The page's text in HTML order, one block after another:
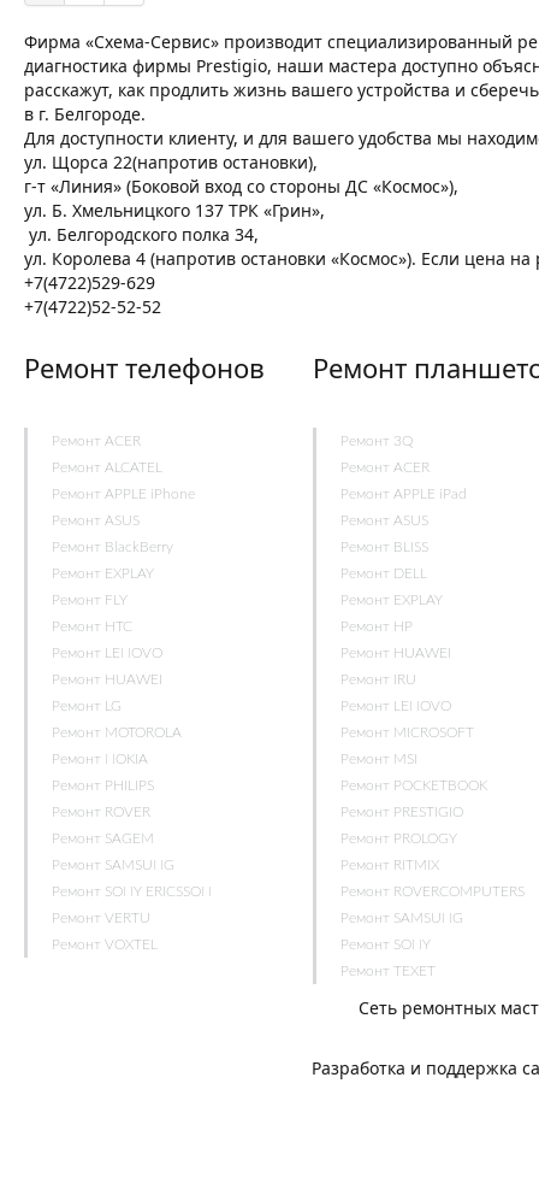
Фирма «Схема-Сервис» производит специализированный
диагностика фирмы Prestigio, наши мастера доступно
расскажут, как продлить жизнь вашего устройства и
в г. Белгороде.
Для доступности клиенту, и для вашего удобства мы
ул. Щорса 22(напротив остановки),
г-т «Линия» (Боковой вход со стороны ДС «Космос»),
ул. Б. Хмельницкого 137 ТРК «Грин»,
ул. Белгородского полка 34,
ул. Королева 4 (напротив остановки «Космос»). Если цена
+7(4722)529-629
+7(4722)52-52-52
Ремонт телефонов
Ремонт ACER
Ремонт ALCATEL
Ремонт APPLE iPhone
Ремонт ASUS
Ремонт BlackBerry
Ремонт EXPLAY
Ремонт FLY
Ремонт HTC
Ремонт LENOVO
Ремонт HUAWEI
Ремонт LG
Ремонт MOTOROLA
Ремонт NOKIA
Ремонт PHILIPS
Ремонт ROVER
Ремонт SAGEM
Ремонт SAMSUNG
Ремонт SONY ERICSSON
Ремонт VERTU
Ремонт VOXTEL
Ремонт
Ремонт 3Q
Ремонт ACER
Ремонт APPLE iPad
Ремонт ASUS
Ремонт BLISS
Ремонт DELL
Ремонт EXPLAY
Ремонт HP
Ремонт HUAWEI
Ремонт IRU
Ремонт LENOVO
Ремонт MICROSOFT
Ремонт MSI
Ремонт POCKETBOOK
Ремонт PRESTIGIO
Ремонт PROLOGY
Ремонт RITMIX
Ремонт ROVERCOMPUTERS
Ремонт SAMSUNG
Ремонт SONY
Ремонт TEXET
Сеть ремонтных
Разработка и поддержка